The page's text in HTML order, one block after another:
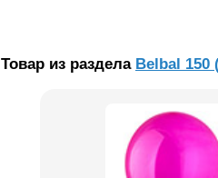
Товар из раздела Belbal 150